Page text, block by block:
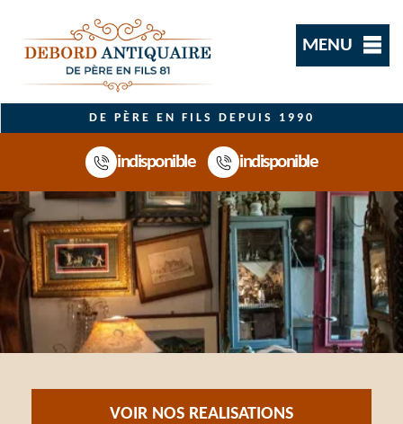
MENU
DE PÈRE EN FILS DEPUIS 1990
indisponible indisponible
VOIR NOS REALISATIONS